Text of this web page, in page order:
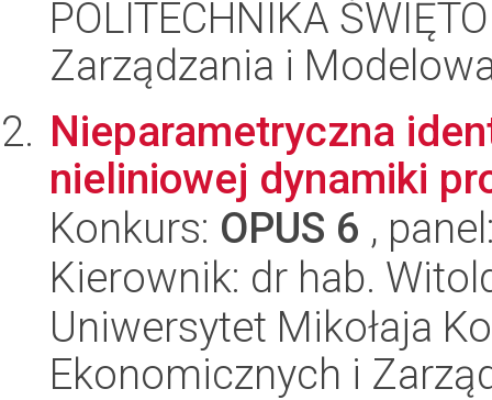
POLITECHNIKA
Zarządzania i
Nieparametryczna
nieliniowej dynamiki
Konkurs: OPUS 6 ,
Kierownik: dr hab.
Uniwersytet Mikołaja
Ekonomicznych i